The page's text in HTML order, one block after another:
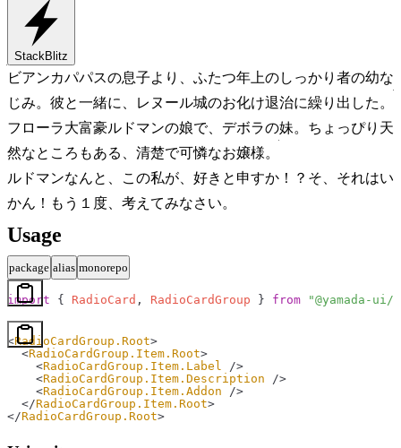
StackBlitz
ビアンカパパスの息子より、ふたつ年上のしっかり者の幼な
じみ。彼と一緒に、レヌール城のお化け退治に繰り出した。
フローラ大富豪ルドマンの娘で、デボラの妹。ちょっぴり天
然なところもある、清楚で可憐なお嬢様。
ルドマンなんと、この私が、好きと申すか！？そ、それはい
かん！もう１度、考えてみなさい。
Usage
package alias monorepo
import { RadioCard , RadioCardGroup } from "@yamada-
<RadioCardGroup.Root>
  <
RadioCardGroup.Item.Root>
    <
RadioCardGroup.Item.Label
/>
    <
RadioCardGroup.Item.Description />
    <
RadioCardGroup.Item.Addon />
  </
RadioCardGroup.Item.Root>
</RadioCardGroup.Root>